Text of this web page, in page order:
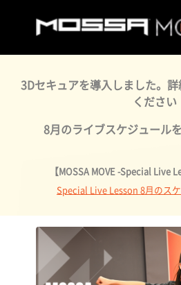
3Dセキュアを導入しました。
ください
8月のライブスケジュール
【MOSSA MOVE -Special Live
Special Live Lesson 8月のス